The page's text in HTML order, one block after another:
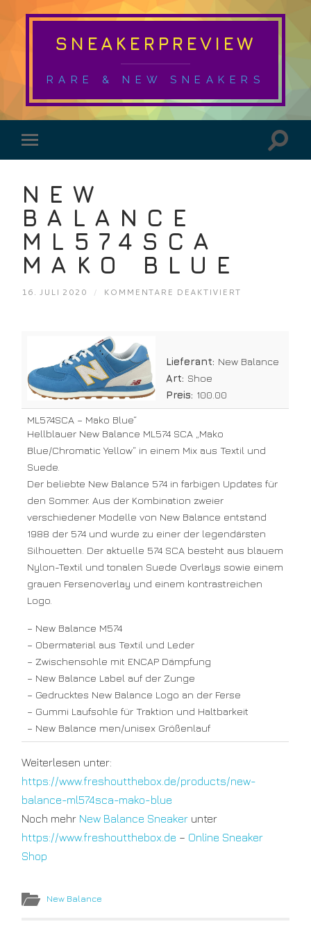
SNEAKERPREVIEW
RARE & NEW SNEAKERS
NEW
BALANCE
ML574SCA
MAKO BLUE
16. JULI 2020 / KOMMENTARE DEAKTIVIERT
Lieferant: New Balance
Art: Shoe
Preis: 100.00
ML574SCA – Mako Blue“
Hellblauer New Balance ML574 SCA „Mako
Blue/Chromatic Yellow“ in einem Mix aus Textil und
Suede.
Der beliebte New Balance 574 in farbigen Updates für
den Sommer. Aus der Kombination zweier
verschiedener Modelle von New Balance entstand
1988 der 574 und wurde zu einer der legendärsten
Silhouetten. Der aktuelle 574 SCA besteht aus blauem
Nylon-Textil und tonalen Suede Overlays sowie einem
grauen Fersenoverlay und einem kontrastreichen
Logo.
– New Balance M574
– Obermaterial aus Textil und Leder
– Zwischensohle mit ENCAP Dämpfung
– New Balance Label auf der Zunge
– Gedrucktes New Balance Logo an der Ferse
– Gummi Laufsohle für Traktion und Haltbarkeit
– New Balance men/unisex Größenlauf
Weiterlesen unter:
https://www.freshoutthebox.de/products/new-
balance-ml574sca-mako-blue
Noch mehr New Balance Sneaker unter
https://www.freshoutthebox.de – Online Sneaker
Shop
New Balance